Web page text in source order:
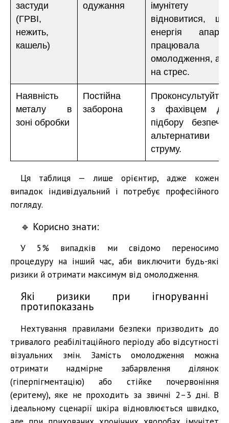
застуди
(ГРВІ,
нежить,
кашель)
одужання
імунітету
відновитися,
енергія
працювала
омолодження, а
на стрес.
Наявність
металу в
зоні обробки
Постійна
заборона
з фахівцем
підбору
альтернативи
струму.
Ця таблиця — лише орієнтир, адже кожен
випадок індивідуальний і потребує професійного
погляду.
🔹 Корисно знати:
У 5% випадків ми свідомо переносимо
процедуру на інший час, аби виключити будь-які
ризики й отримати максимум від омолодження.
Які ризики при ігноруванні
протипоказань
Нехтування правилами безпеки призводить до
тривалого реабілітаційного періоду або відсутності
візуальних змін. Замість омолодження можна
отримати надмірне забарвлення ділянок
(гіперпігментацію) або стійке почервоніння
(еритему), яке не проходить за звичні 2–3 дні. В
ідеальному сценарії шкіра відновлюється швидко,